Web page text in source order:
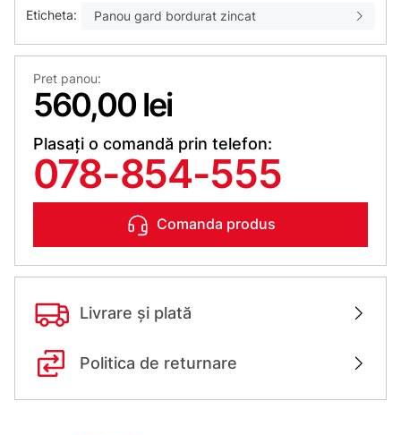
Eticheta: Panou gard bordurat zincat
Pret panou:
560,00 lei
Plasați o comandă prin telefon:
078-854-555
Comanda produs
Livrare și plată
Politica de returnare